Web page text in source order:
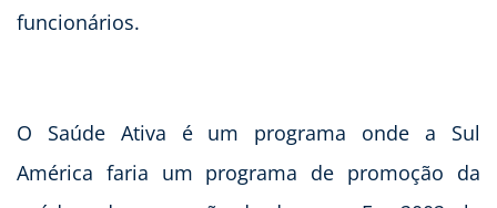
funcionários.
O Saúde Ativa é um programa onde a Sul
América faria um programa de promoção da